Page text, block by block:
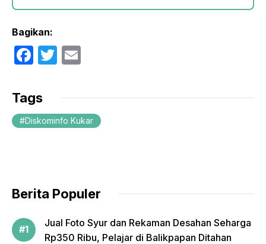
Bagikan:
F
c
e
b
k
T
er
Tags
Diskominfo Kukar
Berita Populer
Jual Foto Syur dan Rekaman Desahan Seharga
Rp350 Ribu, Pelajar di Balikpapan Ditahan